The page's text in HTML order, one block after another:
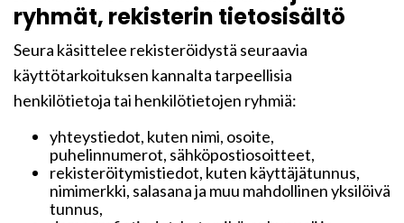
ryhmät, rekisterin tietosisältö
Seura käsittelee rekisteröidystä seuraavia
käyttötarkoituksen kannalta tarpeellisia
henkilötietoja tai henkilötietojen ryhmiä:
yhteystiedot, kuten nimi, osoite,
puhelinnumerot, sähköpostiosoitteet,
rekisteröitymistiedot, kuten käyttäjätunnus,
nimimerkki, salasana ja muu mahdollinen yksilöivä
tunnus,